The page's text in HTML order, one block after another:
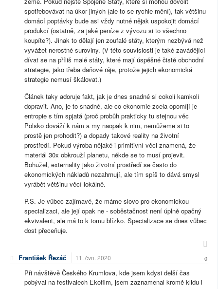
spotřebovávat na úkor jiných (ale to se rychle mění), tak většinu
domácí poptávky bude asi vždy nutné nějak uspokojit domácí
produkcí (ostatně, za jaké peníze z vývozu si to všechno
koupíte?). Jinak to dělají jen zoufalé státy, kterým nezbývá než
vyvážet nerostné suroviny. (V této souvislosti je také zavádějící
dívat se na příliš malé státy, které mají úspěšné čistě obchodní
strategie, jako třeba daňové ráje, protože jejich ekonomická
strategie nemusí škálovat.)
Článek taky adoruje fakt, jak je dnes snadné si cokoli kamkoli
dopravit. Ano, je to snadné, ale co ekonomie zcela opomíjí je
entropie s tím spjatá (proč probůh prakticky tu stejnou věc
Polsko dováží k nám a my naopak k nim, nemůžeme si to
prostě jen prohodit?) a dopady takové reality na životní
prostředí. Pokud výroba nějaké i primitivní věci znamená, že
materiál 30x obkrouží planetu, někde se to musí projevit.
Bohužel, externality jako životní prostředí se často do
ekonomických nákladů nezahrnují, ale tím spíš to dává smysl
vyrábět většinu věcí lokálně.
P.S. Je vůbec zajímavé, že máme slovo pro ekonomickou
specializaci, ale její opak ne - soběstačnost není úplně opačný
ekvivalent, ale má to k tomu blízko. Specializace se dnes vůbec
dost přeceňuje.
František Řezáč 11. čvn. 2020 0
Při návštěvě Českého Krumlova, kde jsem kdysi delší čas
pobýval na festivalech Ekofilm, jsem zaznamenal kromě klidu i